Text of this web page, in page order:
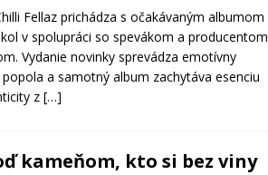
Fellaz prichádza s očakávaným albumom
v spolupráci so spevákom a producentom
Vydanie novinky sprevádza emotívny
a samotný album zachytáva esenciu
z […]
kameňom, kto si bez viny